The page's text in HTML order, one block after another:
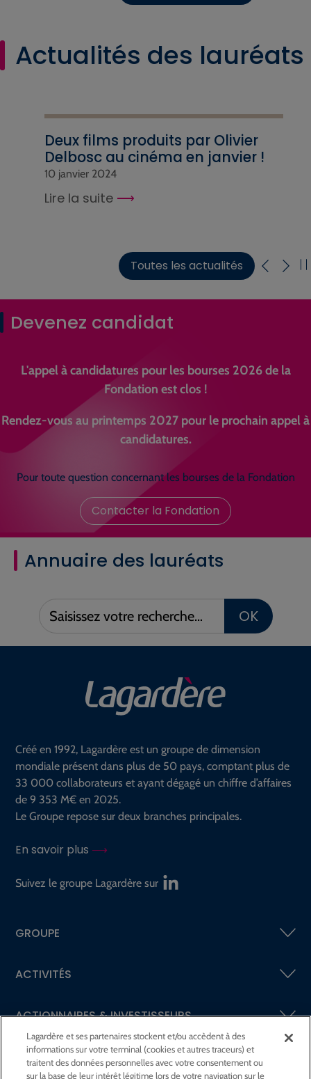
Actualités des lauréats
Deux films produits par Olivier
Delbosc au cinéma en janvier !
10 janvier 2024
Lire la suite
Toutes les actualités
Devenez candidat
L'appel à candidatures pour les bourses 2026 de la
Fondation est clos !
Rendez-vous au printemps 2027 pour le prochain appel à
candidatures.
Pour toute question concernant les bourses de la Fondation
Contacter la Fondation
Annuaire des lauréats
Saisissez
votre
OK
Créé en 1992, Lagardère est un groupe de dimension
mondiale présent dans plus de 50 pays, comptant plus de
33 000 collaborateurs et ayant dégagé un chiffre d’affaires
de 9 353 M€ en 2025.
Le Groupe repose sur deux branches principales.
En savoir plus
Suivez le groupe Lagardère sur
GROUPE
ACTIVITÉS
ACTIONNAIRES &INVESTISSEURS
LA RSECHEZ LAGARDÈRE
Lagardère et ses partenaires stockent et/ou accèdent à des
informations sur votre terminal (cookies et autres traceurs) et
traitent des données personnelles avec votre consentement ou
sur la base de leur intérêt légitime lors de votre navigation sur le